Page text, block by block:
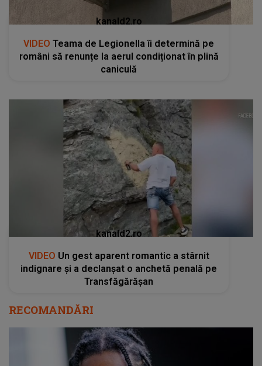
kanald2.ro
VIDEO Teama de Legionella îi determină pe
români să renunțe la aerul condiționat în plină
caniculă
kanald2.ro
VIDEO Un gest aparent romantic a stârnit
indignare și a declanșat o anchetă penală pe
Transfăgărășan
RECOMANDĂRI